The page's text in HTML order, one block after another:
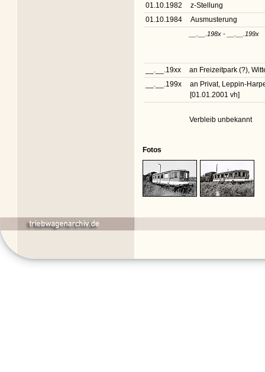
01.10.1982
z-Stellung
01.10.1984
Ausmusterung
__.__.198x - __.__.199x
__.__.19xx
an Freizeitpark (?),
__.__.199x
an Privat, Leppin-
[01.01.2001 vh]
Verbleib unbekannt
Fotos